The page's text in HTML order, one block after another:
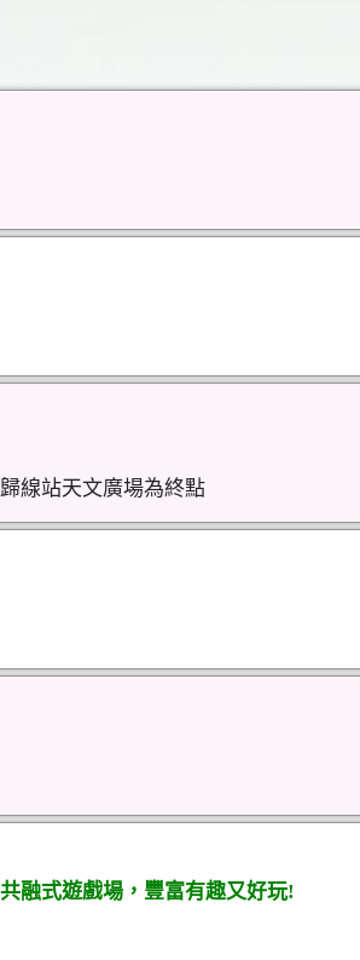
線站天文廣場為終點
融式遊戲場，豐富有趣又好玩!